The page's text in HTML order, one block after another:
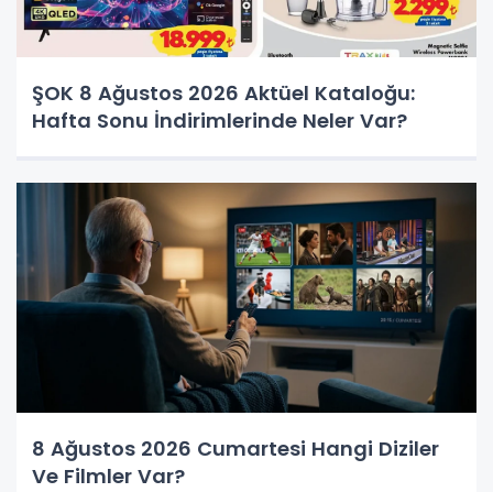
ŞOK 8 Ağustos 2026 Aktüel Kataloğu:
Hafta Sonu İndirimlerinde Neler Var?
8 Ağustos 2026 Cumartesi Hangi Diziler
Ve Filmler Var?